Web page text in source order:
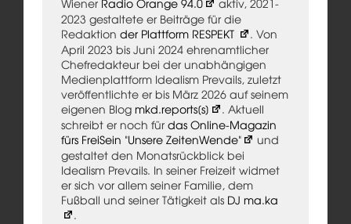
Wiener Radio Orange 94.0
aktiv, 2021-
2023 gestaltete er Beiträge für die
Redaktion der Plattform RESPEKT
. Von
April 2023 bis Juni 2024 ehrenamtlicher
Chefredakteur bei der unabhängigen
Medienplattform Idealism Prevails, zuletzt
veröffentlichte er bis März 2026 auf seinem
eigenen Blog mkd.reports[s]
. Aktuell
schreibt er noch für das Online-Magazin
fürs FreiSein "Unsere ZeitenWende"
und
gestaltet den Monatsrückblick bei
Idealism Prevails. In seiner Freizeit widmet
er sich vor allem seiner Familie, dem
Fußball und seiner Tätigkeit als DJ ma.ka
.